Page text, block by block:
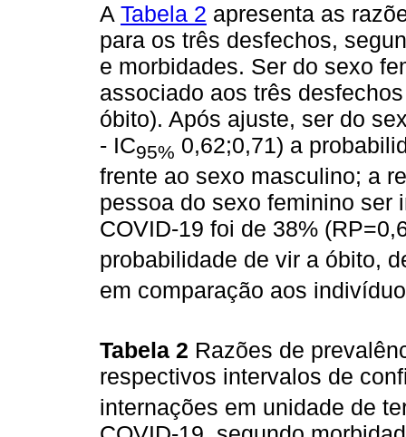
A Tabela 2 apresenta as
para os três desfechos,
e morbidades. Ser do sexo
associado aos três
óbito). Após ajuste, ser do
- IC95% 0,62;0,71) a
frente ao sexo masculino; a
pessoa do sexo feminino ser
COVID-19 foi de 38%
probabilidade de vir a óbito,
em comparação aos
Tabela 2 Razões de
respectivos intervalos de
internações em unidade de